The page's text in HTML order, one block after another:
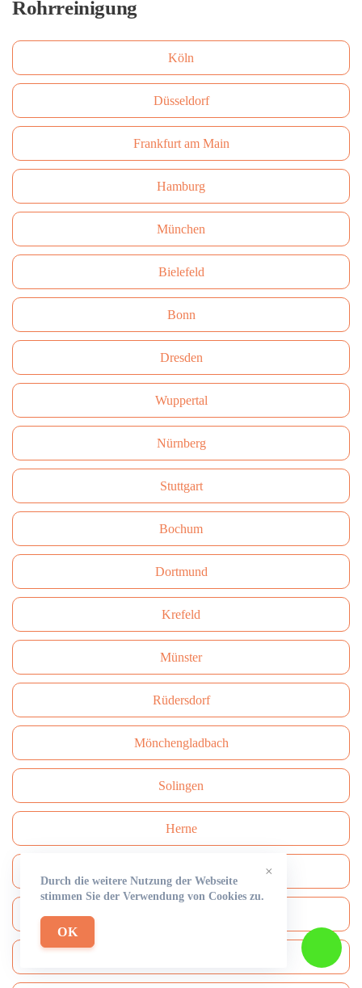
Rohrreinigung
Köln
Düsseldorf
Frankfurt am Main
Hamburg
München
Bielefeld
Bonn
Dresden
Wuppertal
Nürnberg
Stuttgart
Bochum
Dortmund
Krefeld
Münster
Rüdersdorf
Mönchengladbach
Solingen
Herne
×
Durch die weitere Nutzung der Webseite
stimmen Sie der Verwendung von Cookies zu.
OK